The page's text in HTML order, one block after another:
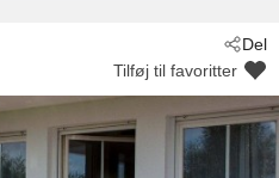
Del
Tilføj til favoritter